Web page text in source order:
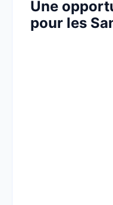
Une
pour les